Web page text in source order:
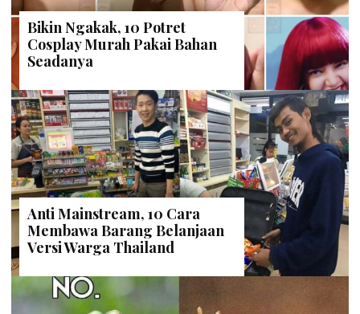
Bikin Ngakak, 10 Potret
Cosplay Murah Pakai Bahan
Seadanya
Anti Mainstream, 10 Cara
Membawa Barang Belanjaan
Versi Warga Thailand